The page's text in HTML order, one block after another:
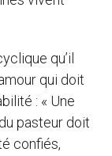
qu’il
qui doit
: « Une
pasteur doit
confiés,